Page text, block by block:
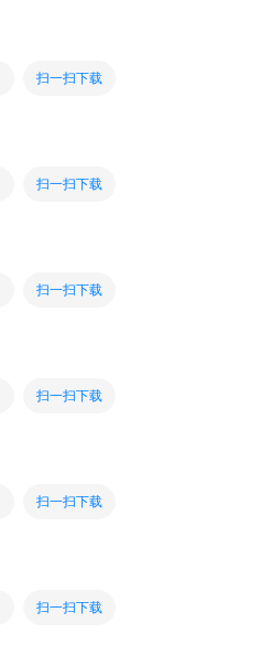
扫一扫下载
扫一扫下载
扫一扫下载
扫一扫下载
扫一扫下载
扫一扫下载